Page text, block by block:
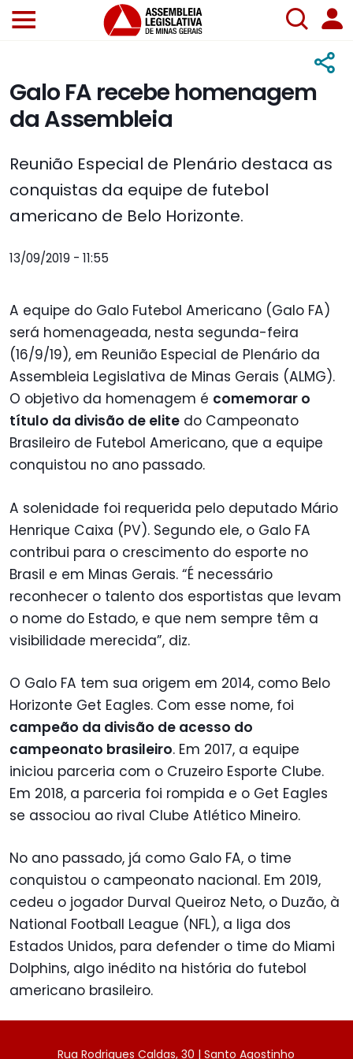
Galo FA recebe homenagem
da Assembleia
Reunião Especial de Plenário destaca as
conquistas da equipe de futebol
americano de Belo Horizonte.
13/09/2019 - 11:55
A equipe do Galo Futebol Americano (Galo FA)
será homenageada, nesta segunda-feira
(16/9/19), em Reunião Especial de Plenário da
Assembleia Legislativa de Minas Gerais (ALMG).
O objetivo da homenagem é comemorar o
título da divisão de elite do Campeonato
Brasileiro de Futebol Americano, que a equipe
conquistou no ano passado.
A solenidade foi requerida pelo deputado Mário
Henrique Caixa (PV). Segundo ele, o Galo FA
contribui para o crescimento do esporte no
Brasil e em Minas Gerais. “É necessário
reconhecer o talento dos esportistas que levam
o nome do Estado, e que nem sempre têm a
visibilidade merecida”, diz.
O Galo FA tem sua origem em 2014, como Belo
Horizonte Get Eagles. Com esse nome, foi
campeão da divisão de acesso do
campeonato brasileiro. Em 2017, a equipe
iniciou parceria com o Cruzeiro Esporte Clube.
Em 2018, a parceria foi rompida e o Get Eagles
se associou ao rival Clube Atlético Mineiro.
No ano passado, já como Galo FA, o time
conquistou o campeonato nacional. Em 2019,
cedeu o jogador Durval Queiroz Neto, o Duzão, à
National Football League (NFL), a liga dos
Estados Unidos, para defender o time do Miami
Dolphins, algo inédito na história do futebol
americano brasileiro.
Rua Rodrigues Caldas, 30 | Santo Agostinho